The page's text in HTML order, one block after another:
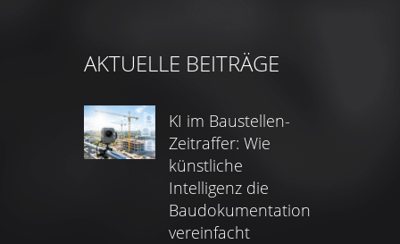
AKTUELLE BEITRÄGE
KI im Baustellen-
Zeitraffer: Wie
künstliche
Intelligenz die
Baudokumentation
vereinfacht